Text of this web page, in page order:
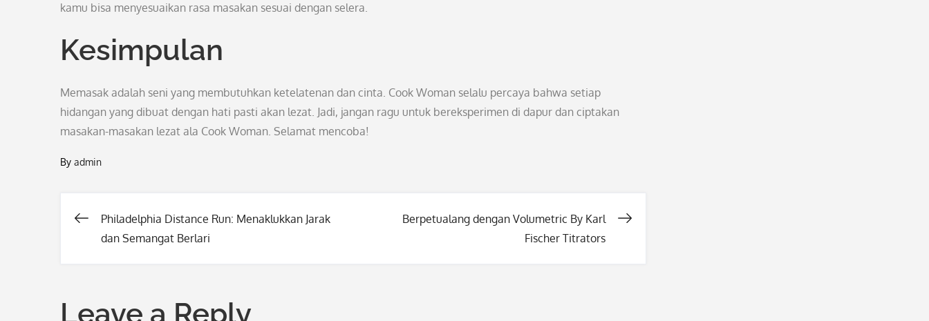
kamu bisa menyesuaikan rasa masakan sesuai dengan selera.
Kesimpulan
Memasak adalah seni yang membutuhkan ketelatenan dan cinta. Cook Woman selalu percaya bahwa setiap
hidangan yang dibuat dengan hati pasti akan lezat. Jadi, jangan ragu untuk bereksperimen di dapur dan ciptakan
masakan-masakan lezat ala Cook Woman. Selamat mencoba!
By admin
Post
Philadelphia Distance Run: Menaklukkan Jarak
dan Semangat Berlari
Berpetualang dengan Volumetric By Karl
Fischer Titrators
Leave a Reply